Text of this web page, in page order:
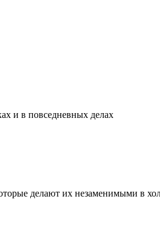
и в повседневных делах
делают их незаменимыми в